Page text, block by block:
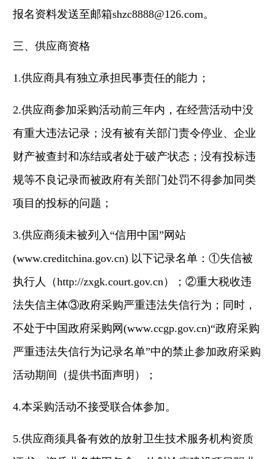
报名资料发送至邮箱shzc8888@126.com。
三、供应商资格
1.供应商具有独立承担民事责任的能力；
2.供应商参加采购活动前三年内，在经营活动中没
有重大违法记录；没有被有关部门责令停业、企业
财产被查封和冻结或者处于破产状态；没有投标违
规等不良记录而被政府有关部门处罚不得参加同类
项目的投标的问题；
3.供应商须未被列入“信用中国”网站
(www.creditchina.gov.cn) 以下记录名单：①失信被
执行人（http://zxgk.court.gov.cn）；②重大税收违
法失信主体③政府采购严重违法失信行为；同时，
不处于中国政府采购网(www.ccgp.gov.cn)“政府采购
严重违法失信行为记录名单”中的禁止参加政府采购
活动期间（提供书面声明）；
4.本采购活动不接受联合体参加。
5.供应商须具备有效的放射卫生技术服务机构资质